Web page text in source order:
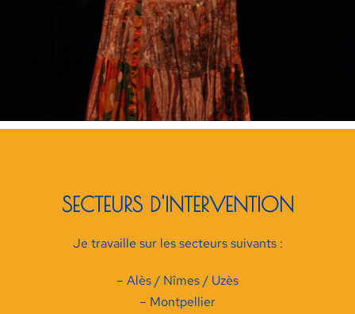
SECTEURS D'INTERVENTION
Je travaille sur les secteurs suivants :
– Alès / Nîmes / Uzès
– Montpellier